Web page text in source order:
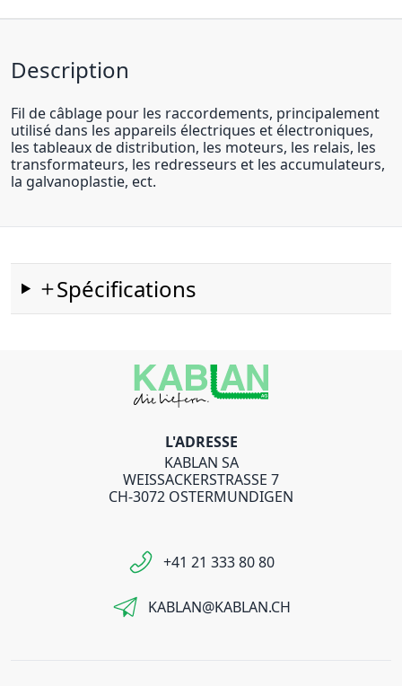
Description
Fil de câblage pour les raccordements, principalement
utilisé dans les appareils électriques et électroniques,
les tableaux de distribution, les moteurs, les relais, les
transformateurs, les redresseurs et les accumulateurs,
la galvanoplastie, ect.
Spécifications
L'ADRESSE
KABLAN SA
WEISSACKERSTRASSE 7
CH-3072 OSTERMUNDIGEN
+41 21 333 80 80
KABLAN@KABLAN.CH